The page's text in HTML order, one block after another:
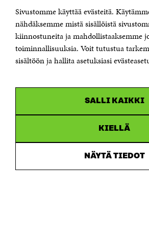
Sivustomme käyttää evästeitä.
nähdäksemme mistä sisällöistä
kiinnostuneita ja mahdollistaaksemme
toiminnallisuuksia. Voit tutustua
sisältöön ja hallita asetuksiasi
SALLI KAIKKI
KIELLÄ
NÄYTÄ TIEDOT
Puhelin +358 294 618 991
Sähköpostiosoite
Saapumisohjeet
Y-tunnus 0202132-3
uudessa
ikkunassaInstagram